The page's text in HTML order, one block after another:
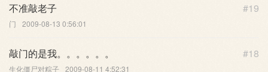
#19
不准敲老子
门 2009-08-13 0:56:01
#18
敲门的是我。。。。。。
生化僵尸对粽子 2009-08-11 4:52:31